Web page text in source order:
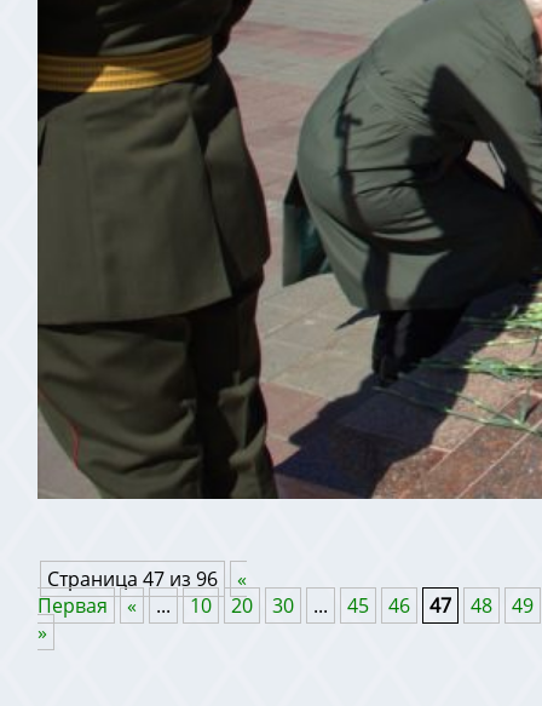
Страница 47 из 96
«
Первая
« ... 10 20 30 ... 45 46 47 48
49
»